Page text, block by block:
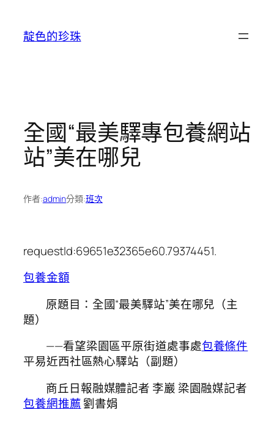
靛色的珍珠
全國“最美驛專包養網站
站”美在哪兒
作者:admin分類:班次
requestId:69651e32365e60.79374451.
包養金額
原題目：全國“最美驛站”美在哪兒（主
題）
——看望梁園區平原街道處事處包養條件
平易近西社區熱心驛站（副題）
商丘日報融媒體記者 李巖 梁園融媒記者
包養網推薦劉書娟